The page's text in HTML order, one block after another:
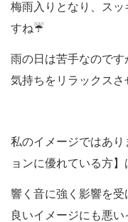
梅雨入りとなり、スッ
すね☔️
雨の日は苦手なので
気持ちをリラックス
私のイメージではあ
ョンに優れている方
響く音に強く影響を
良いイメージにも悪